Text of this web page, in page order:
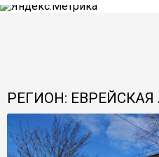
РЕГИОН: ЕВРЕЙСКАЯ